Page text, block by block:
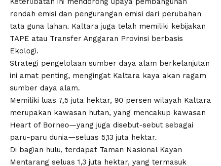
rendah emisi dan pengurangan emisi dari perubahan
tata guna lahan. Kaltara juga telah memiliki kebijakan
TAPE atau Transfer Anggaran Provinsi berbasis
Ekologi.
Strategi pengelolaan sumber daya alam berkelanjutan
ini amat penting, mengingat Kaltara kaya akan ragam
sumber daya alam.
Memiliki luas 7,5 juta hektar, 90 persen wilayah Kaltara
merupakan kawasan hutan, yang mencakup kawasan
Heart of Borneo—yang juga disebut-sebut sebagai
paru-paru dunia—seluas 5,13 juta hektar.
Di bagian hulu, terdapat Taman Nasional Kayan
Mentarang seluas 1,3 juta hektar, yang termasuk